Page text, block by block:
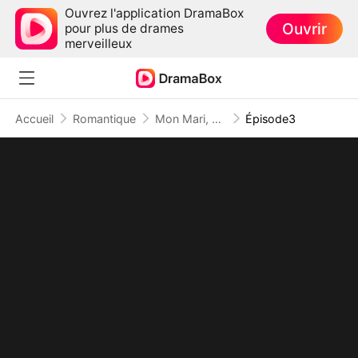
Ouvrez l'application DramaBox
pour plus de drames
merveilleux
Ouvrir
Accueil Romantique Mon Mari, Frère de Mon Amie Épisode3